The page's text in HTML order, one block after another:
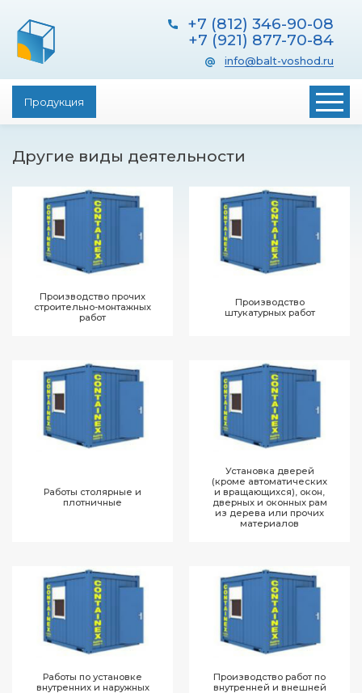
+7 (812) 346-90-08
+7 (921) 877-70-84
info@balt-voshod.ru
Продукция
Другие виды деятельности
Производство прочих
строительно-монтажных
работ
Производство
штукатурных работ
Работы столярные и
плотничные
Установка дверей
(кроме автоматических
и вращающихся), окон,
дверных и оконных рам
из дерева или прочих
материалов
Работы по установке
внутренних и наружных
Производство работ по
внутренней и внешней
Обратный звонок
Настоящим подтверждаю, что я ознакомлен и согласен с
условиями
Заказать обратный звонок